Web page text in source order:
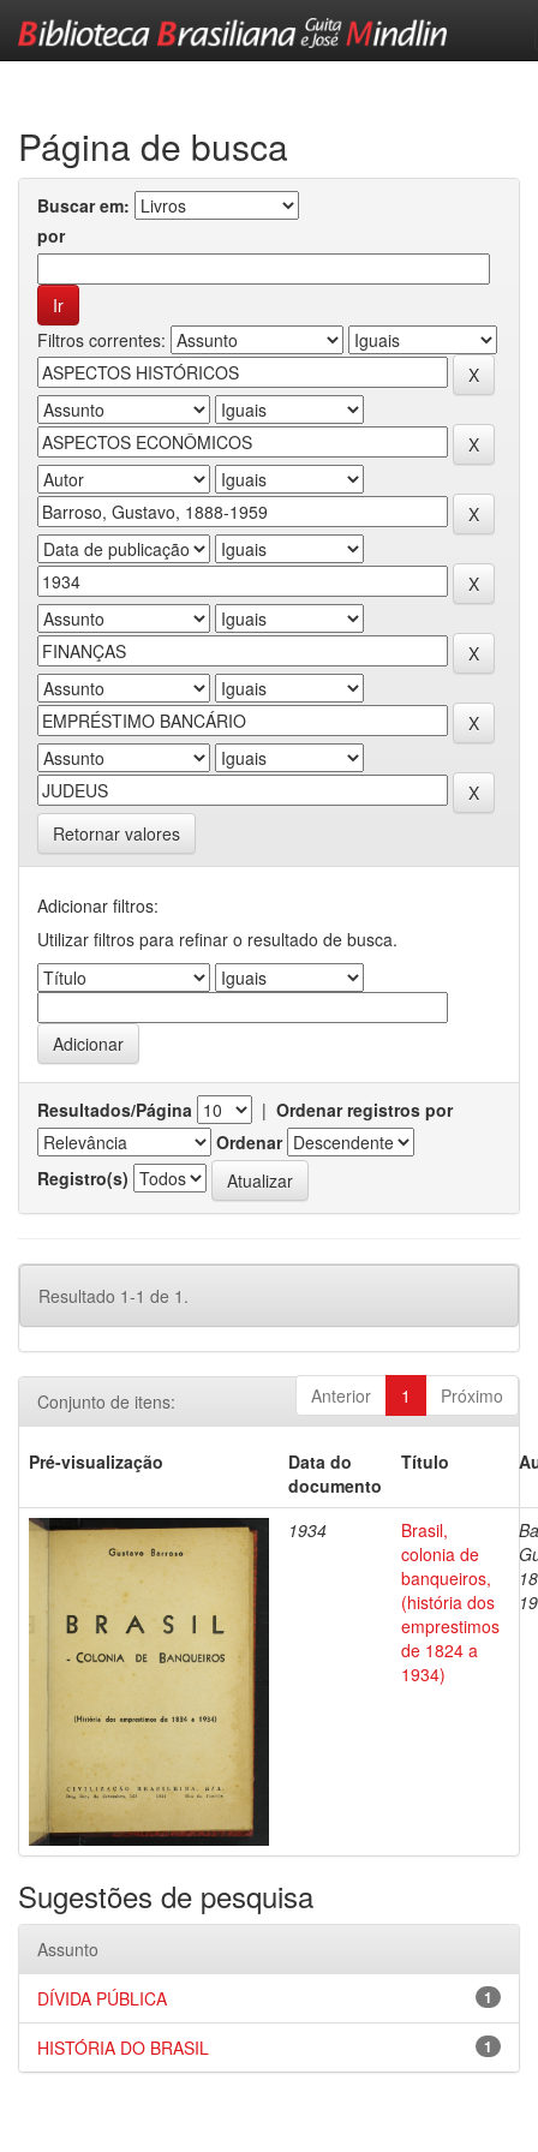
Página de busca
Buscar em:
por
Filtros correntes:
Retornar valores
Adicionar filtros:
Utilizar filtros para refinar o resultado de busca.
Resultados/Página | Ordenar registros por
Ordenar
Registro(s)
Resultado 1-1 de 1.
Anterior 1 Próximo
Conjunto de itens:
Pré-visualização
Data do
documento
Título
1934
Brasil,
colonia de
banqueiros,
(história dos
emprestimos
de 1824 a
1934)
Sugestões de pesquisa
Assunto
1
DÍVIDA PÚBLICA
1
HISTÓRIA DO BRASIL